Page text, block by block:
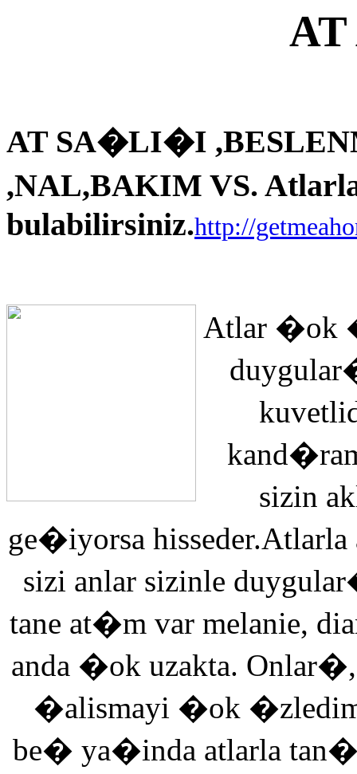
AT SA�LI�I
,NAL,BAKIM VS.
bulabilirsiniz.http://
Atlar �ok
sizin
ge�iyorsa
sizi anlar sizinle
tane at�m var melanie,
anda �ok uzakta.
�alismayi �ok
be� ya�inda atlarla